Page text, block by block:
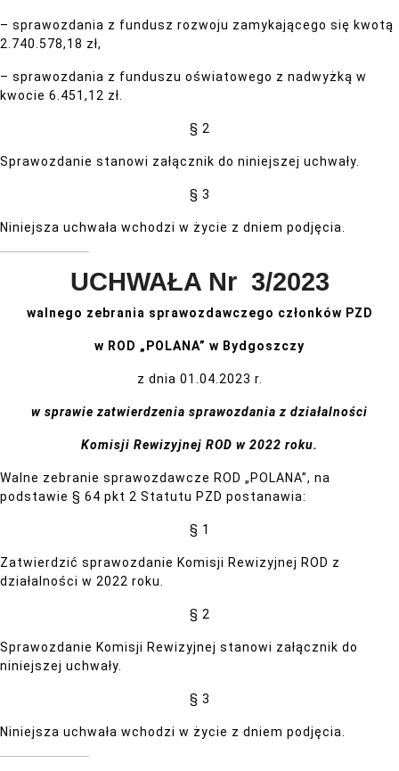
– sprawozdania z fundusz rozwoju zamykającego się kwotą
2.740.578,18 zł,
– sprawozdania z funduszu oświatowego z nadwyżką w
kwocie 6.451,12 zł.
§ 2
Sprawozdanie stanowi załącznik do niniejszej uchwały.
§ 3
Niniejsza uchwała wchodzi w życie z dniem podjęcia.
UCHWAŁA Nr 3/2023
walnego zebrania sprawozdawczego członków PZD
w ROD „POLANA” w Bydgoszczy
z dnia 01.04.2023 r.
w sprawie zatwierdzenia sprawozdania z działalności
Komisji Rewizyjnej ROD w 2022 roku.
Walne zebranie sprawozdawcze ROD „POLANA”, na
podstawie § 64 pkt 2 Statutu PZD postanawia:
§ 1
Zatwierdzić sprawozdanie Komisji Rewizyjnej ROD z
działalności w 2022 roku.
§ 2
Sprawozdanie Komisji Rewizyjnej stanowi załącznik do
niniejszej uchwały.
§ 3
Niniejsza uchwała wchodzi w życie z dniem podjęcia.